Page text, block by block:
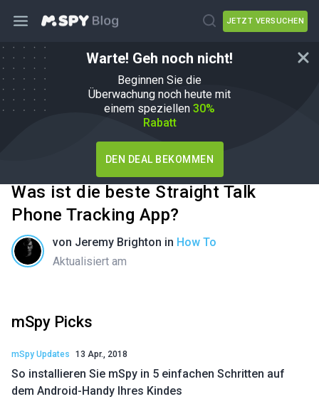
JETZT VERSUCHEN
Warte! Geh noch nicht!
Beginnen Sie die
Überwachung noch heute mit
einem speziellen 30%
Rabatt
DEN DEAL BEKOMMEN
Was ist die beste Straight Talk
Phone Tracking App?
von Jeremy Brighton in How To
Aktualisiert am
mSpy Picks
mSpy Updates 13 Apr., 2018
So installieren Sie mSpy in 5 einfachen Schritten auf
dem Android-Handy Ihres Kindes